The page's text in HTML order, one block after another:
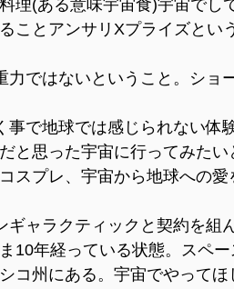
理(ある意味宇宙食)宇宙で
ことアンサリXプライズとい
力ではないということ。ショ
事で地球では感じられない体
と思った宇宙に行ってみた
スプレ、宇宙から地球への
ギャラクティックと契約を組
10年経っている状態。スペ
コ州にある。宇宙でやって